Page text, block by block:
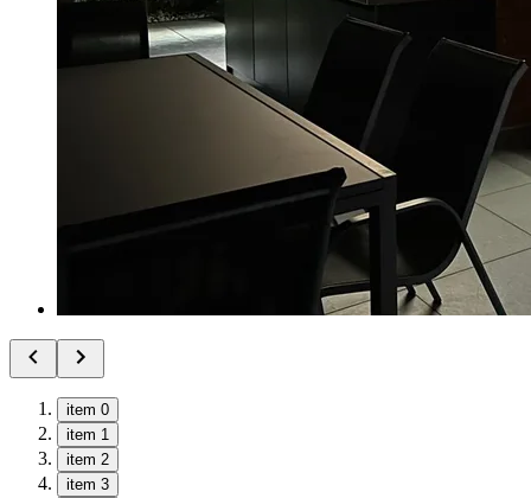
item 0
item 1
item 2
item 3